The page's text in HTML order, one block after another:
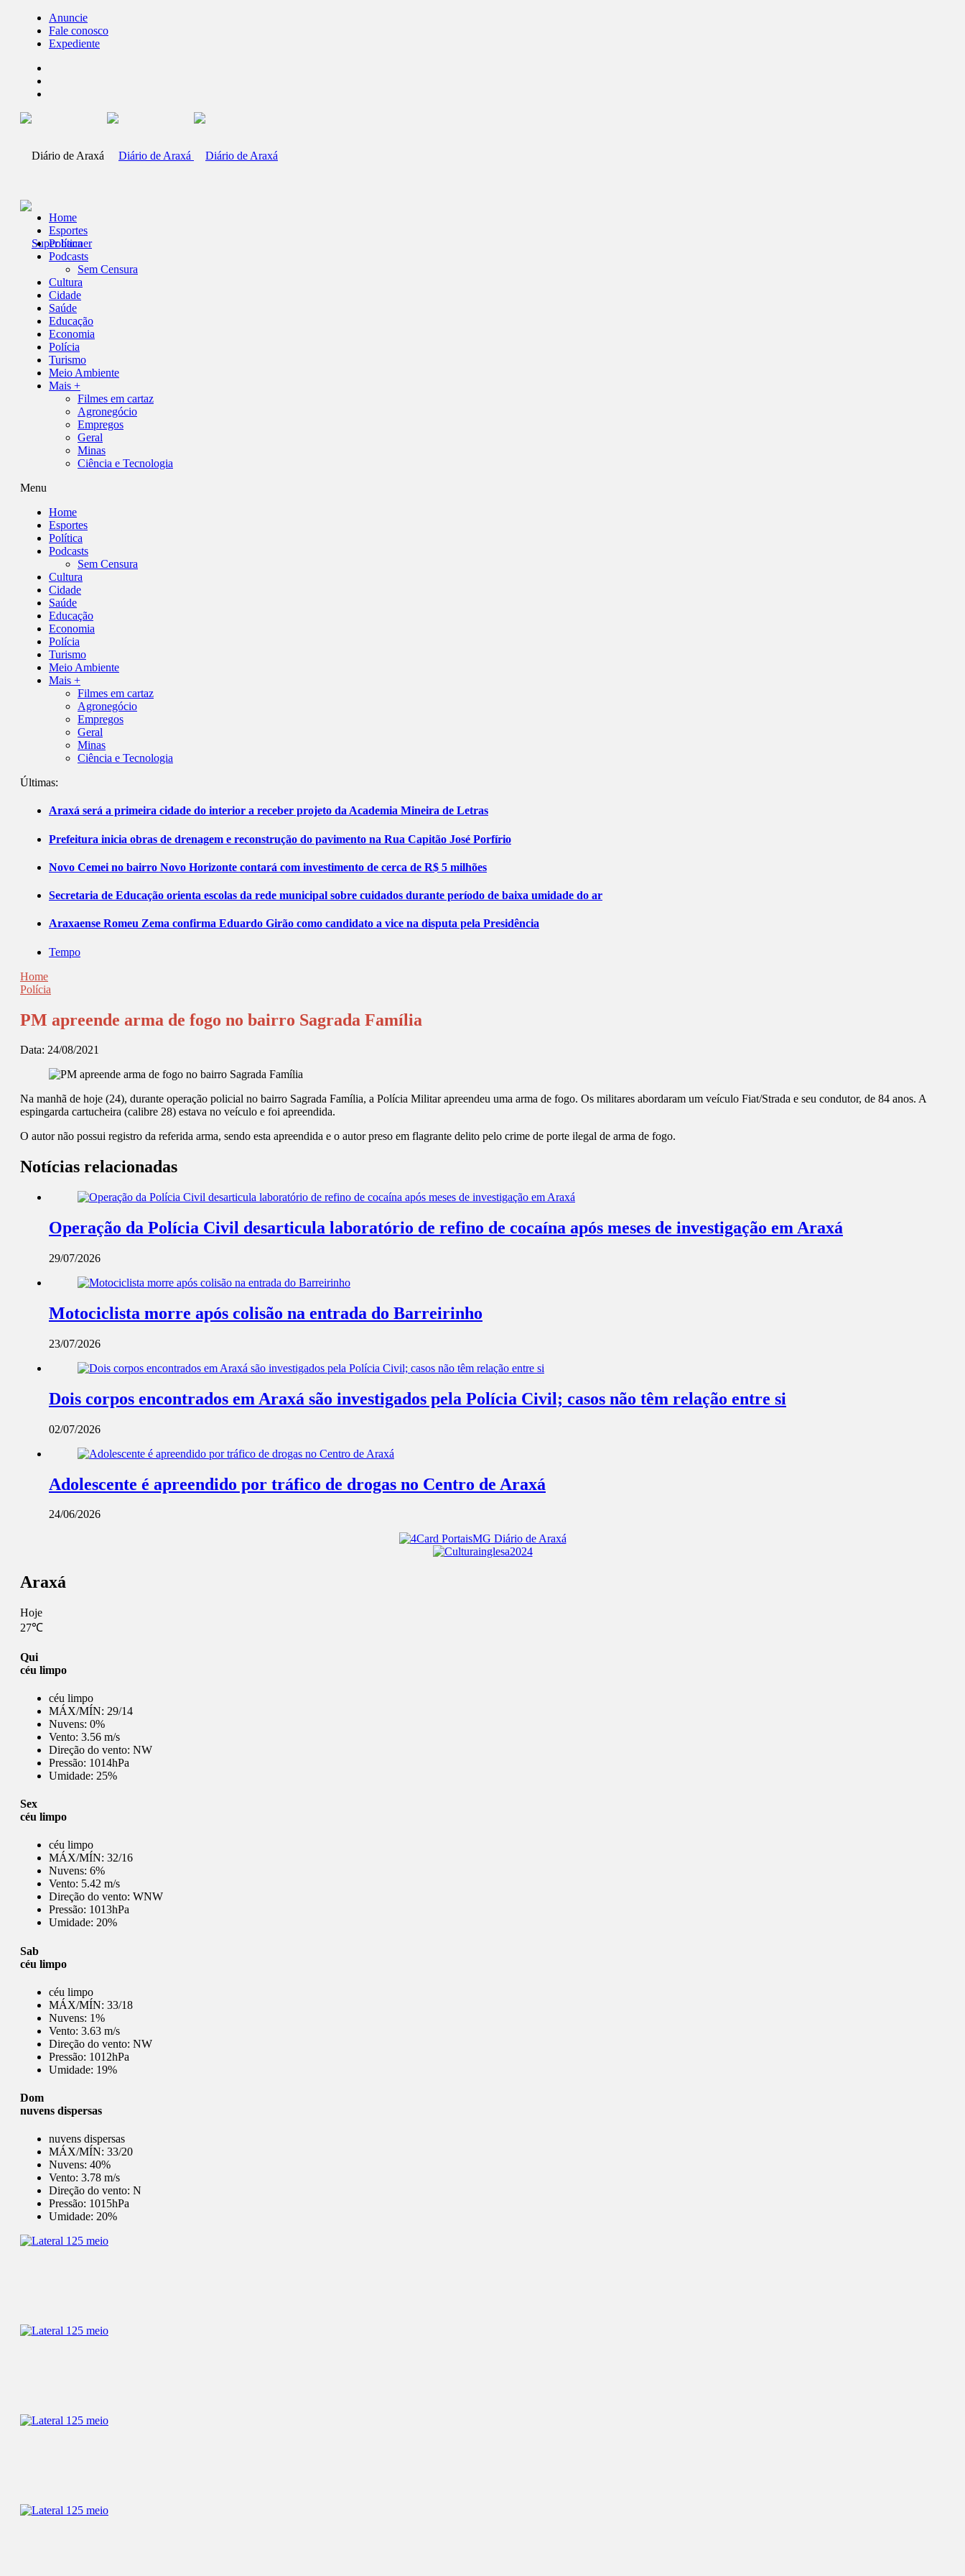
Anuncie
Fale conosco
Expediente
Home
Esportes
Política
Podcasts
Sem Censura
Cultura
Cidade
Saúde
Educação
Economia
Polícia
Turismo
Meio Ambiente
Mais +
Filmes em cartaz
Agronegócio
Empregos
Geral
Minas
Ciência e Tecnologia
Menu
Home
Esportes
Política
Podcasts
Sem Censura
Cultura
Cidade
Saúde
Educação
Economia
Polícia
Turismo
Meio Ambiente
Mais +
Filmes em cartaz
Agronegócio
Empregos
Geral
Minas
Ciência e Tecnologia
Últimas:
Araxá será a primeira cidade do interior a receber projeto da Academia Mineira de Letras
Prefeitura inicia obras de drenagem e reconstrução do pavimento na Rua Capitão José Porfírio
Novo Cemei no bairro Novo Horizonte contará com investimento de cerca de R$ 5 milhões
Secretaria de Educação orienta escolas da rede municipal sobre cuidados durante período de baixa umidade do ar
Araxaense Romeu Zema confirma Eduardo Girão como candidato a vice na disputa pela Presidência
Tempo
Home
Polícia
PM apreende arma de fogo no bairro Sagrada Família
Data: 24/08/2021
Na manhã de hoje (24), durante operação policial no bairro Sagrada Família, a Polícia Militar apreendeu uma arma de fogo. Os militares abordaram um veículo Fiat/Strada e seu condutor, de 84 anos. A
espingarda cartucheira (calibre 28) estava no veículo e foi apreendida.
O autor não possui registro da referida arma, sendo esta apreendida e o autor preso em flagrante delito pelo crime de porte ilegal de arma de fogo.
Notícias relacionadas
Operação da Polícia Civil desarticula laboratório de refino de cocaína após meses de investigação em Araxá
29/07/2026
Motociclista morre após colisão na entrada do Barreirinho
23/07/2026
Dois corpos encontrados em Araxá são investigados pela Polícia Civil; casos não têm relação entre si
02/07/2026
Adolescente é apreendido por tráfico de drogas no Centro de Araxá
24/06/2026
Araxá
Hoje
27℃
Qui
céu limpo
céu limpo
MÁX/MÍN: 29/14
Nuvens: 0%
Vento: 3.56 m/s
Direção do vento: NW
Pressão: 1014hPa
Umidade: 25%
Sex
céu limpo
céu limpo
MÁX/MÍN: 32/16
Nuvens: 6%
Vento: 5.42 m/s
Direção do vento: WNW
Pressão: 1013hPa
Umidade: 20%
Sab
céu limpo
céu limpo
MÁX/MÍN: 33/18
Nuvens: 1%
Vento: 3.63 m/s
Direção do vento: NW
Pressão: 1012hPa
Umidade: 19%
Dom
nuvens dispersas
nuvens dispersas
MÁX/MÍN: 33/20
Nuvens: 40%
Vento: 3.78 m/s
Direção do vento: N
Pressão: 1015hPa
Umidade: 20%